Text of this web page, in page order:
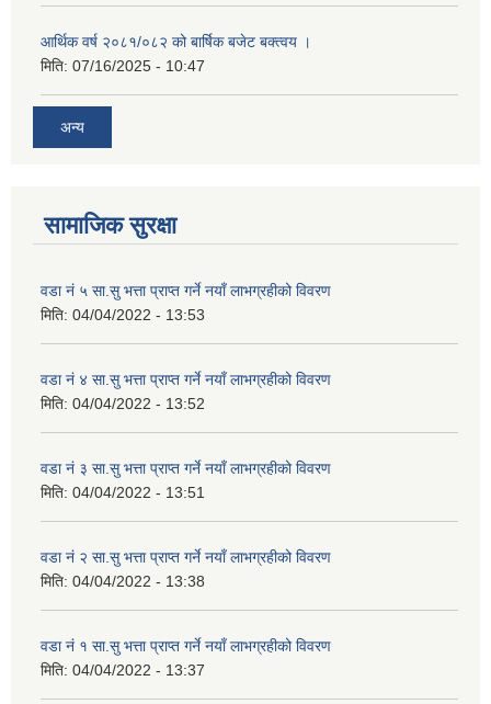
आर्थिक वर्ष २०८१/०८२ को बार्षिक बजेट बक्त्वय ।
मिति: 07/16/2025 - 10:47
अन्य
सामाजिक सुरक्षा
वडा नं ५ सा.सु भत्ता प्राप्त गर्ने नयाँ लाभग्रहीको विवरण
मिति: 04/04/2022 - 13:53
वडा नं ४ सा.सु भत्ता प्राप्त गर्ने नयाँ लाभग्रहीको विवरण
मिति: 04/04/2022 - 13:52
वडा नं ३ सा.सु भत्ता प्राप्त गर्ने नयाँ लाभग्रहीको विवरण
मिति: 04/04/2022 - 13:51
वडा नं २ सा.सु भत्ता प्राप्त गर्ने नयाँ लाभग्रहीको विवरण
मिति: 04/04/2022 - 13:38
वडा नं १ सा.सु भत्ता प्राप्त गर्ने नयाँ लाभग्रहीको विवरण
मिति: 04/04/2022 - 13:37